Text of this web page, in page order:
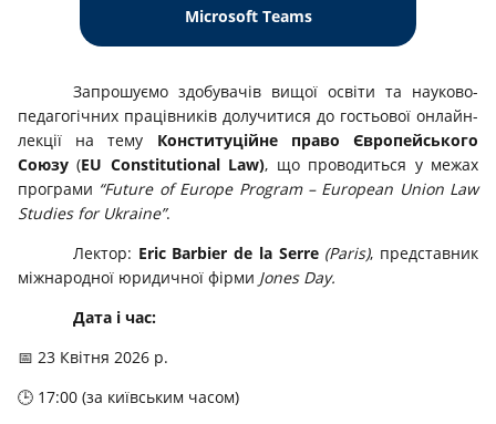
Microsoft Тeams
Запрошуємо здобувачів вищої освіти та науково-
педагогічних працівників долучитися до гостьової онлайн-
лекції на тему Конституційне право Європейського
Союзу (EU Constitutional Law), що проводиться у межах
програми “Future of Europe Program – European Union Law
Studies for Ukraine”.
Лектор: Eric Barbier de la Serre (Paris), представник
міжнародної юридичної фірми Jones Day.
Дата і час:
📅 23 Квітня 2026 р.
🕒 17:00 (за київським часом)